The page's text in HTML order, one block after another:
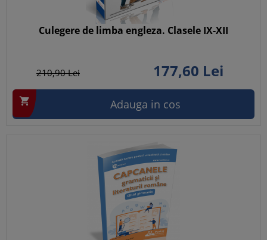
Culegere de limba engleza. Clasele IX-XII
210,90Lei 177,60 Lei
 Adauga in cos